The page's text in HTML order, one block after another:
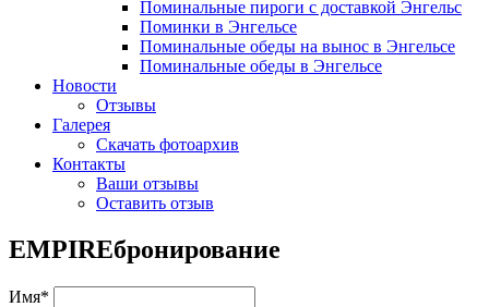
Поминальные пироги с доставкой Энгельс
Поминки в Энгельсе
Поминальные обеды на вынос в Энгельсе
Поминальные обеды в Энгельсе
Новости
Отзывы
Галерея
Скачать фотоархив
Контакты
Ваши отзывы
Оставить отзыв
EMPIREбронирование
Имя*